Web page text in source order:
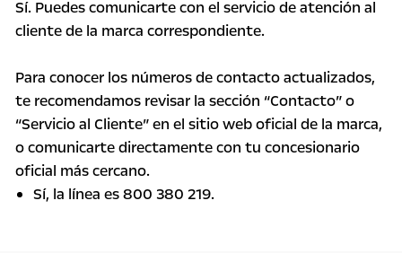
Sí. Puedes comunicarte con el servicio de atención al
cliente de la marca correspondiente.
Para conocer los números de contacto actualizados,
te recomendamos revisar la sección “Contacto” o
“Servicio al Cliente” en el sitio web oficial de la marca,
o comunicarte directamente con tu concesionario
oficial más cercano.
Sí, la línea es 800 380 219.